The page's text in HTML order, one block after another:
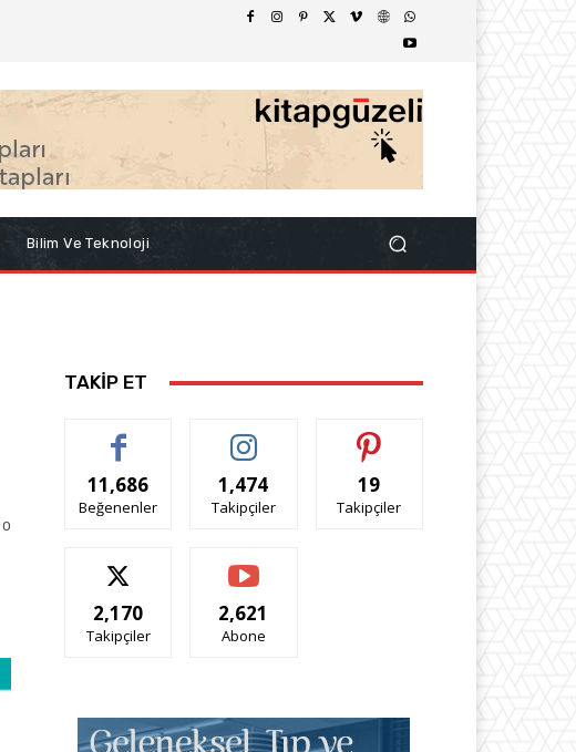
Bilim Ve Teknoloji
0
TAKİP ET
11,686
Beğenenler
1,474
Takipçiler
19
Takipçiler
2,170
Takipçiler
2,621
Abone